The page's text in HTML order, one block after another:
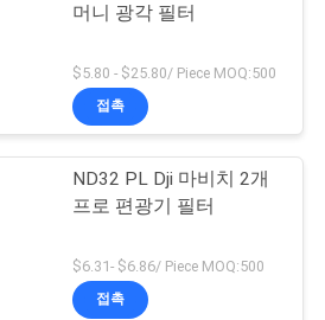
머니 광각 필터
$5.80 - $25.80/ Piece MOQ:500
접촉
ND32 PL Dji 마비치 2개
프로 편광기 필터
$6.31- $6.86/ Piece MOQ:500
접촉